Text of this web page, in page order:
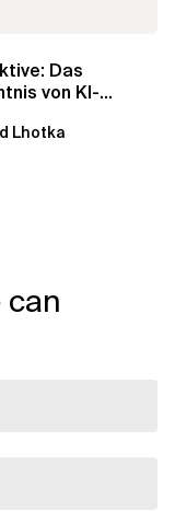
Das
von KI-
Lhotka
can